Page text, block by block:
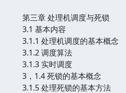
第三章 处理机调度与死锁
3.1 基本内容
3.1.1 处理机调度的基本概念
3.1.2 调度算法
3.1.3 实时调度
3，1.4 死锁的基本概念
3.1.5 处理死锁的基本方法